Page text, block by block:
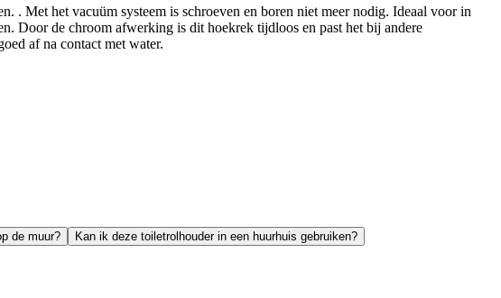
. Met het vacuüm systeem is schroeven en boren niet meer nodig. Ideaal voor in
Door de chroom afwerking is dit hoekrek tijdloos en past het bij andere
af na contact met water.
de muur?
Kan ik deze toiletrolhouder in een huurhuis gebruiken?